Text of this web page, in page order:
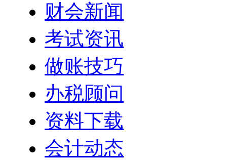
财会新闻
考试资讯
做账技巧
办税顾问
资料下载
会计动态